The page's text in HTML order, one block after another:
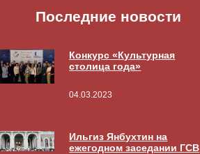
Последние новости
Конкурс «Культурная
столица года»
04.03.2023
Ильгиз Янбухтин на
ежегодном заседании ГСВ